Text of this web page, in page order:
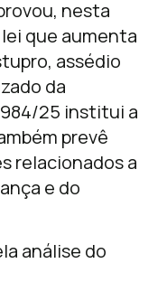
nesta
que aumenta
assédio
da
25 institui a
prevê
relacionados a
e do
análise do